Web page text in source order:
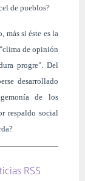
de pueblos?
más si éste es la
de opinión
progre". Del
desarrollado
de los
respaldo social
RSS